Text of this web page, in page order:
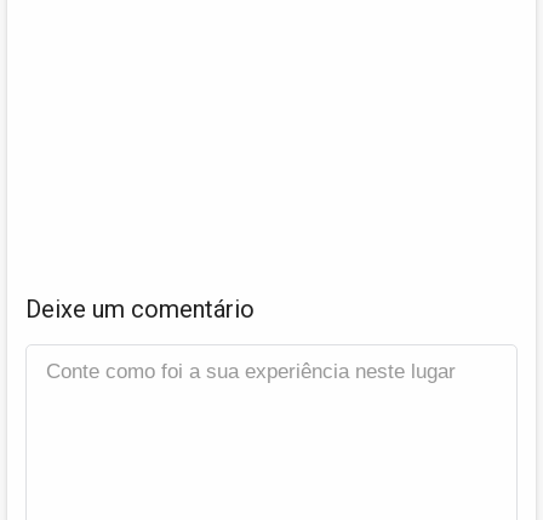
Deixe um comentário